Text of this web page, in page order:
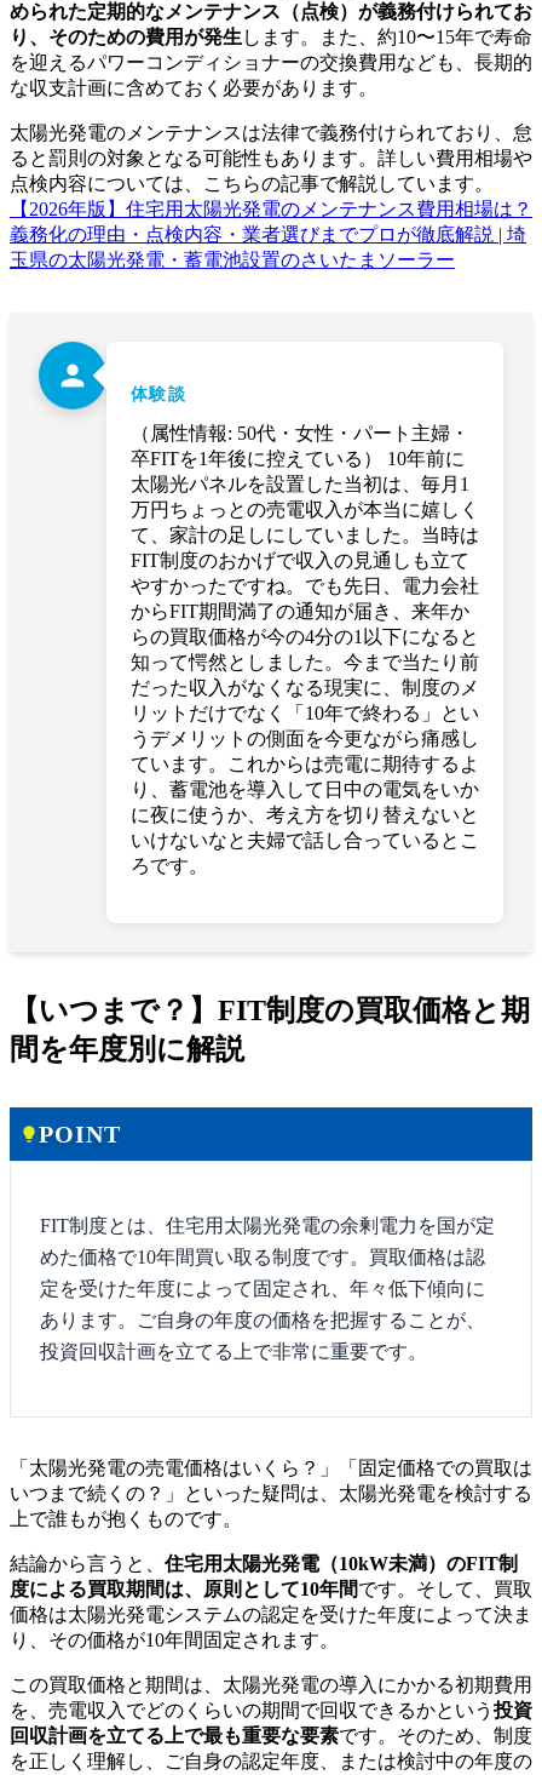
められた定期的なメンテナンス（点検）が義務付けられてお
り、そのための費用が発生します。また、約10〜15年で寿命
を迎えるパワーコンディショナーの交換費用なども、長期的
な収支計画に含めておく必要があります。
太陽光発電のメンテナンスは法律で義務付けられており、怠
ると罰則の対象となる可能性もあります。詳しい費用相場や
点検内容については、こちらの記事で解説しています。
【2026年版】住宅用太陽光発電のメンテナンス費用相場は？
義務化の理由・点検内容・業者選びまでプロが徹底解説 | 埼
玉県の太陽光発電・蓄電池設置のさいたまソーラー
person
体験談
（属性情報: 50代・女性・パート主婦・
卒FITを1年後に控えている） 10年前に
太陽光パネルを設置した当初は、毎月1
万円ちょっとの売電収入が本当に嬉しく
て、家計の足しにしていました。当時は
FIT制度のおかげで収入の見通しも立て
やすかったですね。でも先日、電力会社
からFIT期間満了の通知が届き、来年か
らの買取価格が今の4分の1以下になると
知って愕然としました。今まで当たり前
だった収入がなくなる現実に、制度のメ
リットだけでなく「10年で終わる」とい
うデメリットの側面を今更ながら痛感し
ています。これからは売電に期待するよ
り、蓄電池を導入して日中の電気をいか
に夜に使うか、考え方を切り替えないと
いけないなと夫婦で話し合っているとこ
ろです。
【いつまで？】FIT制度の買取価格と期
間を年度別に解説
lightbulbPOINT
FIT制度とは、住宅用太陽光発電の余剰電力を国が定
めた価格で10年間買い取る制度です。買取価格は認
定を受けた年度によって固定され、年々低下傾向に
あります。ご自身の年度の価格を把握することが、
投資回収計画を立てる上で非常に重要です。
「太陽光発電の売電価格はいくら？」「固定価格での買取は
いつまで続くの？」といった疑問は、太陽光発電を検討する
上で誰もが抱くものです。
結論から言うと、 住宅用太陽光発電（10kW未満）のFIT制
度による買取期間は、原則として10年間です。そして、買取
価格は太陽光発電システムの認定を受けた年度によって決ま
り、その価格が10年間固定されます。
この買取価格と期間は、太陽光発電の導入にかかる初期費用
を、売電収入でどのくらいの期間で回収できるかという投資
回収計画を立てる上で最も重要な要素です。そのため、制度
を正しく理解し、ご自身の認定年度、または検討中の年度の